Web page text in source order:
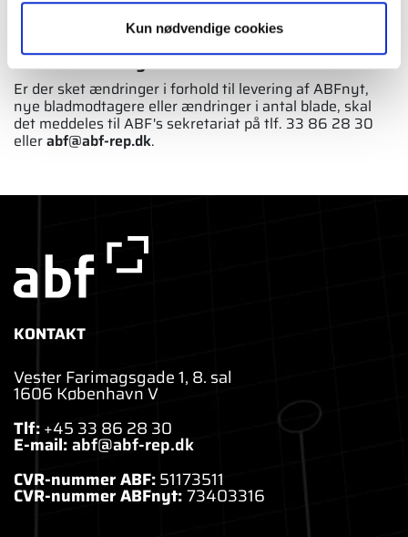
Kun nødvendige cookies
Adresseændring
Er der sket ændringer i forhold til levering af ABFnyt,
nye bladmodtagere eller ændringer i antal blade, skal
det meddeles til ABF's sekretariat på tlf. 33 86 28 30
ellerabf@abf-rep.dk.
KONTAKT
Vester Farimagsgade 1, 8. sal
1606 København V
Tlf:+45 33 86 28 30
E-mail:abf@abf-rep.dk
CVR-nummer ABF:51173511
CVR-nummer ABFnyt:73403316